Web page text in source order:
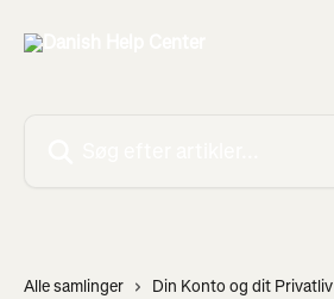
Alle samlinger
Din Konto og dit Privatliv